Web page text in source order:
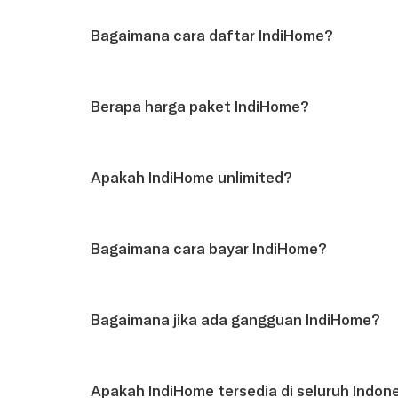
Bagaimana cara daftar IndiHome?
Berapa harga paket IndiHome?
Apakah IndiHome unlimited?
Bagaimana cara bayar IndiHome?
Bagaimana jika ada gangguan IndiHome?
Apakah IndiHome tersedia di seluruh